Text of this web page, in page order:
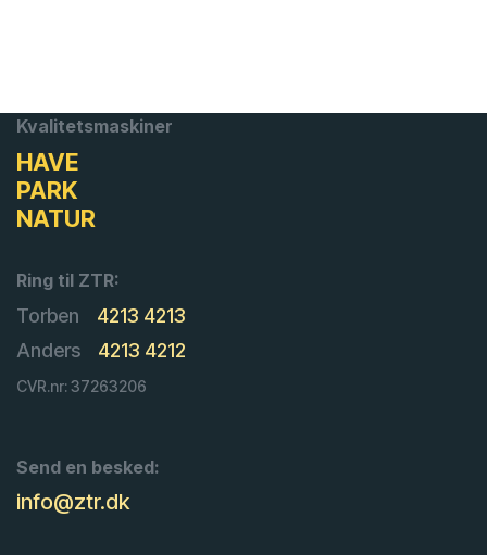
Kvalitetsmaskiner
HAVE
PARK
NATUR
Ring til ZTR:
Torben
4213 4213
Anders
4213 4212
CVR.nr: 37263206
Send en besked:
info@ztr.dk